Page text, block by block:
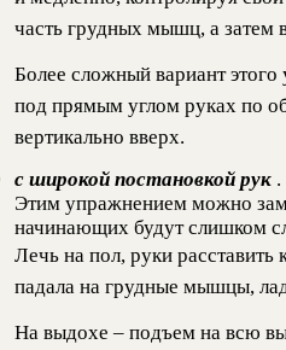
часть грудных мышц, а затем
Более сложный вариант
под прямым углом руках по
вертикально вверх.
с широкой постановкой рук
Этим упражнением можно
начинающих будут слишком
Лечь на пол, руки
падала на грудные мышцы,
На выдохе – подъем на всю